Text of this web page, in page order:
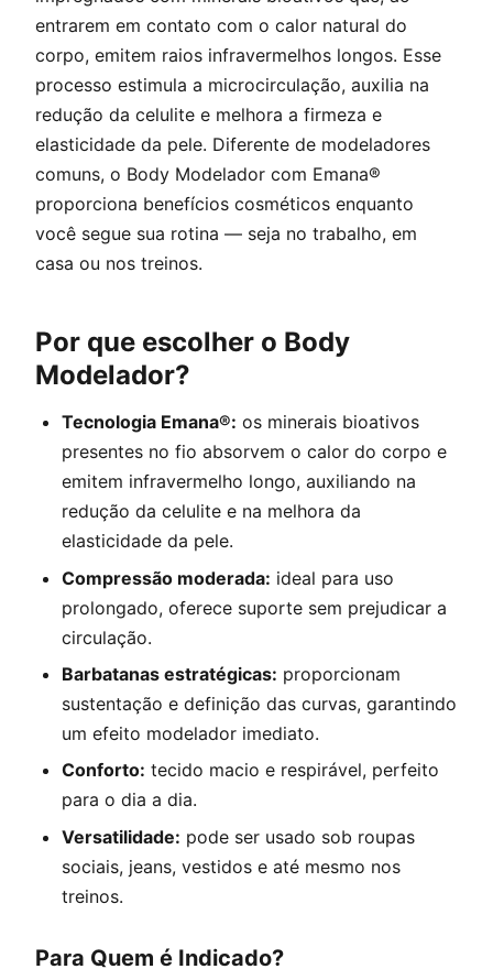
entrarem em contato com o calor natural do
corpo, emitem raios infravermelhos longos. Esse
processo estimula a microcirculação, auxilia na
redução da celulite e melhora a firmeza e
elasticidade da pele. Diferente de modeladores
comuns, o Body Modelador com Emana®
proporciona benefícios cosméticos enquanto
você segue sua rotina — seja no trabalho, em
casa ou nos treinos.
Por que escolher o Body
Modelador?
Tecnologia Emana®: os minerais bioativos
presentes no fio absorvem o calor do corpo e
emitem infravermelho longo, auxiliando na
redução da celulite e na melhora da
elasticidade da pele.
Compressão moderada: ideal para uso
prolongado, oferece suporte sem prejudicar a
circulação.
Barbatanas estratégicas: proporcionam
sustentação e definição das curvas, garantindo
um efeito modelador imediato.
Conforto: tecido macio e respirável, perfeito
para o dia a dia.
Versatilidade: pode ser usado sob roupas
sociais, jeans, vestidos e até mesmo nos
treinos.
Para Quem é Indicado?